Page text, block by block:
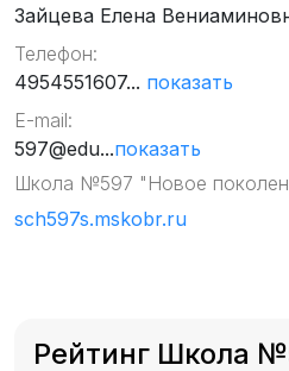
Зайцева Елена
Телефон:
4954551607... показать
E-mail:
597@edu...показать
Школа №597 "Новое
sch597s.mskobr.ru
Рейтинг Школа